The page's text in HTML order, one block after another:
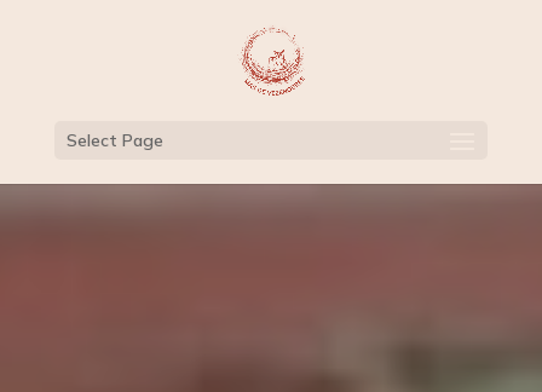
Select Page